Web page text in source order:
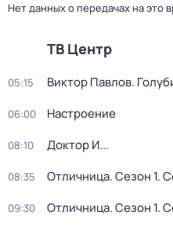
Нет данных о передачах на это
ТВ Центр
05:15 Виктор Павлов.
06:00 Настроение
08:10 Доктор И...
08:35 Отличница. Сезон 1.
09:30 Отличница. Сезон 1.